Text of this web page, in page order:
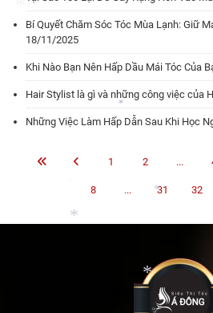
*
*
Bí Quyết Chăm Sóc Tóc Mùa Lạnh: Giữ
18/11/2025
Khi Nào Bạn Nên Hấp Dầu Mái Tóc Của
Hair Stylist là gì và những công việc của
Những Việc Làm Hấp Dẫn Sau Khi Học
1 2 ...
8 ... 31 32